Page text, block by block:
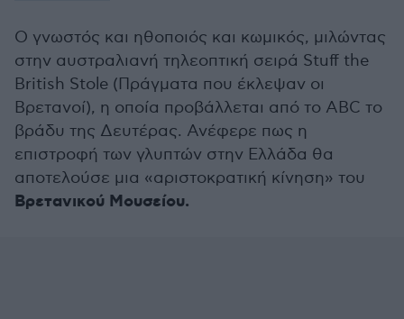
Ο γνωστός και ηθοποιός και κωμικός, μιλώντας
στην αυστραλιανή τηλεοπτική σειρά Stuff the
British Stole (Πράγματα που έκλεψαν οι
Βρετανοί), η οποία προβάλλεται από το ABC το
βράδυ της Δευτέρας. Ανέφερε πως η
επιστροφή των γλυπτών στην Ελλάδα θα
αποτελούσε μια «αριστοκρατική κίνηση» του
Βρετανικού Μουσείου.